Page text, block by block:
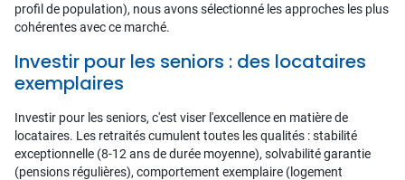
profil de population), nous avons sélectionné les approches les plus
cohérentes avec ce marché.
Investir pour les seniors : des locataires
exemplaires
Investir pour les seniors, c'est viser l'excellence en matière de
locataires. Les retraités cumulent toutes les qualités : stabilité
exceptionnelle (8-12 ans de durée moyenne), solvabilité garantie
(pensions régulières), comportement exemplaire (logement